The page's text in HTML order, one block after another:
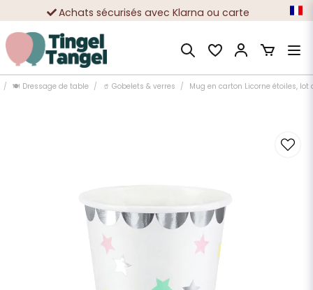
Achats sécurisés avec Klarna ou carte
Des dizaines de milliers de clients satisfaits
🍽️ Dressage de table 🥤 Gobelets & verres Mug en carton Licorne étoiles, lot